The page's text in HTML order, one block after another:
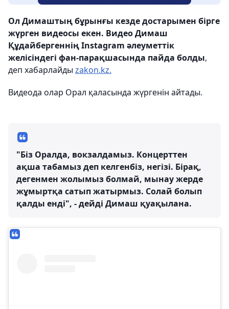
Ол Димаштың бұрынғы кезде достарымен бірге
жүрген видеосы екен. Видео Димаш
Құдайбергеннің Instagram әлеуметтік
желісіндегі фан-парақшасында пайда болды,
деп хабарлайды zakon.kz.
Видеода олар Орал қаласында жүргенін айтады.
"Біз Оралда, вокзалдамыз. Концерттен
ақша табамыз деп келгенбіз, негізі. Бірақ,
дегенмен жолымыз болмай, мынау жерде
жұмыртқа сатып жатырмыз. Солай болып
қалды енді", - дейді Димаш қуақылана.